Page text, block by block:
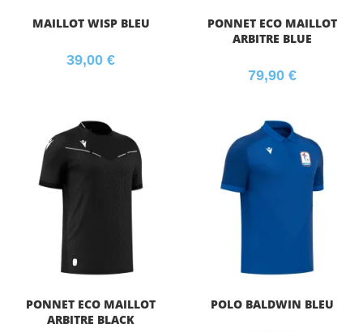
MAILLOT WISP BLEU
39,00 €
PONNET ECO MAILLOT
ARBITRE BLUE
79,90 €
PONNET ECO MAILLOT
ARBITRE BLACK
POLO BALDWIN BLEU